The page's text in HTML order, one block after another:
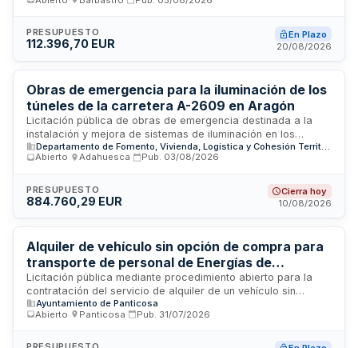
específicamente diseñadas para uso en quirófano, mediante
La tramitación se realiza a través de plataformas
electrónicas de contratación pública.
PRESUPUESTO
112.396,70 EUR
En Plazo
20/08/2026
Obras de emergencia para la iluminación de los
túneles de la carretera A-2609 en Aragón
Licitación pública de obras de emergencia destinada a la
instalación y mejora de sistemas de iluminación en los
túneles de la carretera A-2609, promovida por el
Departamento de Fomento, Vivienda, Logística y Cohesión
trabajos de ingeniería civil e instalación de equipos
eléctricos de iluminación para garantizar las condiciones de
La inversión total del contrato asciende a cerca de 885 mil
euros.
Departamento de Fomento, Vivienda, Logística y Cohesión Territorial del Gobierno de Aragón
Abierto
Adahuesca Pub. 03/08/2026
PRESUPUESTO
884.760,29 EUR
Cierra hoy
10/08/2026
Alquiler de vehículo sin opción de compra para
transporte de personal de Energías de
Panticosa S.L.
Licitación pública mediante procedimiento abierto para la
contratación del servicio de alquiler de un vehículo sin
opción de compra (renting) destinado al transporte de
trabajadores de Energías de Panticosa S.L. hacia los puntos
años, incluye mantenimiento y cobertura de seguros, con un
Ayuntamiento de Panticosa
Abierto
Panticosa Pub. 31/07/2026